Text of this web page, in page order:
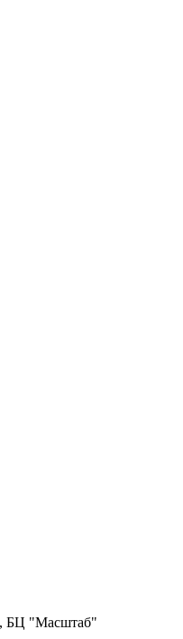
БЦ "Масштаб"